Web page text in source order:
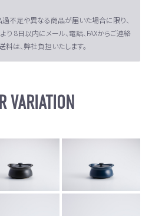
不足や異なる商品が届いた場合に限り、
り 8日以内にメール、電話、FAXからご連絡
料は、弊社負担いたします。
VARIATION